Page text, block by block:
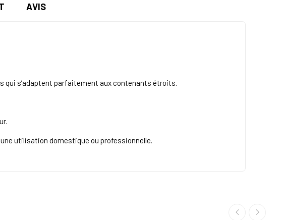
AVIS
qui s’adaptent parfaitement aux contenants étroits.
utilisation domestique ou professionnelle.